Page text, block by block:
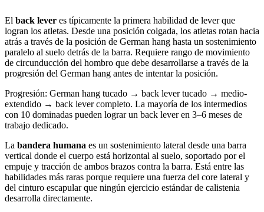
El back lever es típicamente la primera habilidad de lever que
logran los atletas. Desde una posición colgada, los atletas rotan hacia
atrás a través de la posición de German hang hasta un sostenimiento
paralelo al suelo detrás de la barra. Requiere rango de movimiento
de circunducción del hombro que debe desarrollarse a través de la
progresión del German hang antes de intentar la posición.
Progresión: German hang tucado → back lever tucado → medio-
extendido → back lever completo. La mayoría de los intermedios
con 10 dominadas pueden lograr un back lever en 3–6 meses de
trabajo dedicado.
La bandera humana es un sostenimiento lateral desde una barra
vertical donde el cuerpo está horizontal al suelo, soportado por el
empuje y tracción de ambos brazos contra la barra. Está entre las
habilidades más raras porque requiere una fuerza del core lateral y
del cinturo escapular que ningún ejercicio estándar de calistenia
desarrolla directamente.